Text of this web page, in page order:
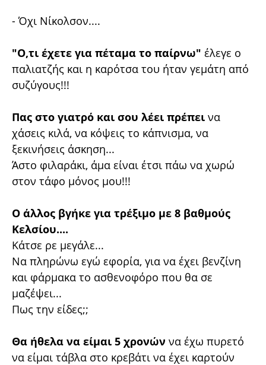
- Όχι Νίκολσον....
"Ο,τι έχετε για πέταμα το παίρνω" έλεγε ο
παλιατζής και η καρότσα του ήταν γεμάτη από
συζύγους!!!
Πας στο γιατρό και σου λέει πρέπει να
χάσεις κιλά, να κόψεις το κάπνισμα, να
ξεκινήσεις άσκηση...
Άστο φιλαράκι, άμα είναι έτσι πάω να χωρώ
στον τάφο μόνος μου!!!
Ο άλλος βγήκε για τρέξιμο με 8 βαθμούς
Κελσίου....
Κάτσε ρε μεγάλε...
Να πληρώνω εγώ εφορία, για να έχει βενζίνη
και φάρμακα το ασθενοφόρο που θα σε
μαζέψει...
Πως την είδες;;
Θα ήθελα να είμαι 5 χρονών να έχω πυρετό
να είμαι τάβλα στο κρεβάτι να έχει καρτούν